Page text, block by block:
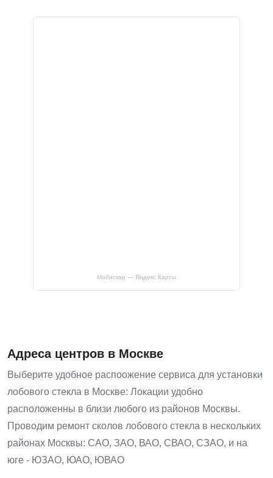
Мобискар — Яндекс.Карты
Адреса центров в Москве
Выберите удобное распоожение сервиса для установки
лобового стекла в Москве: Локации удобно
расположенны в близи любого из районов Москвы.
Проводим ремонт сколов лобового стекла в нескольких
районах Москвы: САО, ЗАО, ВАО, СВАО, СЗАО, и на
юге - ЮЗАО, ЮАО, ЮВАО